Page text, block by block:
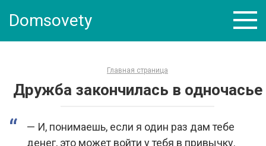
Domsovety
Главная страница
Дружба закончилась в одночасье
— И, понимаешь, если я один раз дам тебе
денег, это может войти у тебя в привычку.